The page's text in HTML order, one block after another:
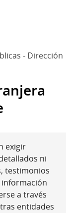
- Dirección
exigir
ni
testimonios
a través
entidades